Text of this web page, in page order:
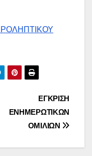
ΕΓΚΡΙΣΗ
ΕΝΗΜΕΡΩΤΙΚΩΝ
ΟΜΙΛΙΩΝ